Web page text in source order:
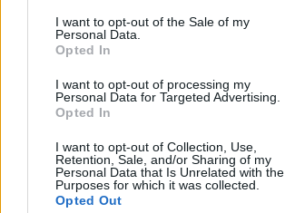
I want to opt-out of the Sale of my
Personal Data.
Opted In
I want to opt-out of processing my
Personal Data for Targeted Advertising.
Opted In
I want to opt-out of Collection, Use,
Retention, Sale, and/or Sharing of my
Personal Data that Is Unrelated with the
Purposes for which it was collected.
Opted Out
Facebook
Tags:ΜΑΡΙΝΕΛΛΑ
ΚΑΤΗΓΟΡΙΕΣ